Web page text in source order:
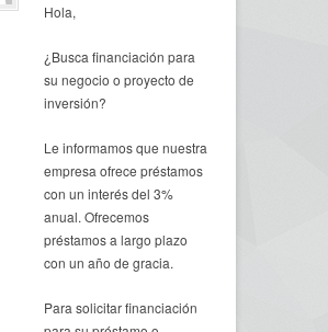
Hola,
¿Busca financiación para
su negocio o proyecto de
inversión?
Le informamos que nuestra
empresa ofrece préstamos
con un interés del 3%
anual. Ofrecemos
préstamos a largo plazo
con un año de gracia.
Para solicitar financiación